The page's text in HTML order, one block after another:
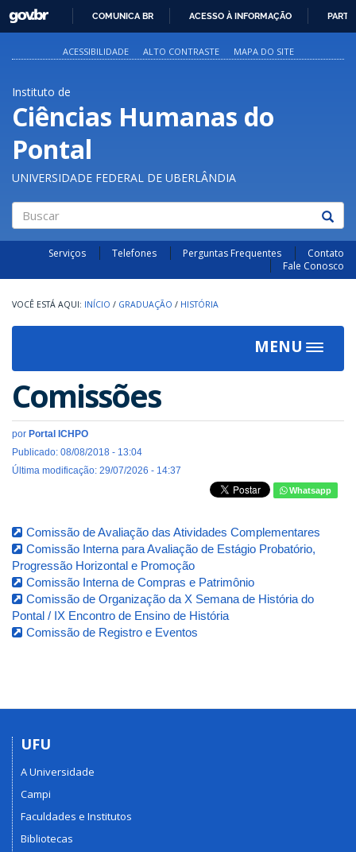
PARA
O
GOVBR
COMUNICA BR ACESSO À INFORMAÇÃO
ACESSIBILIDADE ALTO CONTRASTE MAPA DO SITE
Instituto de
Ciências Humanas do
Pontal
UNIVERSIDADE FEDERAL DE UBERLÂNDIA
Buscar
Serviços Telefones Perguntas Frequentes
Contato
Fale Conosco
INÍCIO / GRADUAÇÃO / HISTÓRIA
MENU
Toggle
Comissões
por Portal ICHPO
Publicado: 08/08/2018 - 13:04
Última modificação: 29/07/2026 - 14:37
Whatsapp
Comissão de Avaliação das Atividades Complementares
Comissão Interna para Avaliação de Estágio Probatório,
Progressão Horizontal e Promoção
Comissão Interna de Compras e Patrimônio
Comissão de Organização da X Semana de História do
Pontal / IX Encontro de Ensino de História
Comissão de Registro e Eventos
UFU
A Universidade
Campi
Faculdades e Institutos
Bibliotecas